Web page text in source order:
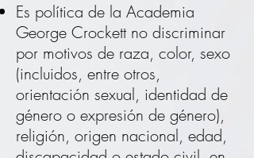
Es política de la Academia
George Crockett no discriminar
por motivos de raza, color, sexo
(incluidos, entre otros,
orientación sexual, identidad de
género o expresión de género),
religión, origen nacional, edad,